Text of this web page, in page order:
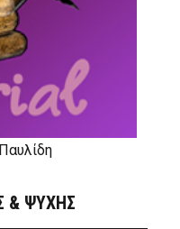
& ΨΥΧΗΣ